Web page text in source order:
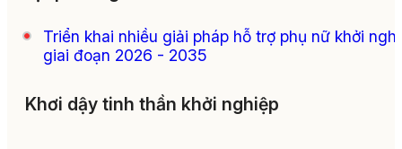
Triển khai nhiều giải pháp hỗ trợ phụ nữ khởi
giai đoạn 2026 - 2035
Khơi dậy tinh thần khởi nghiệp